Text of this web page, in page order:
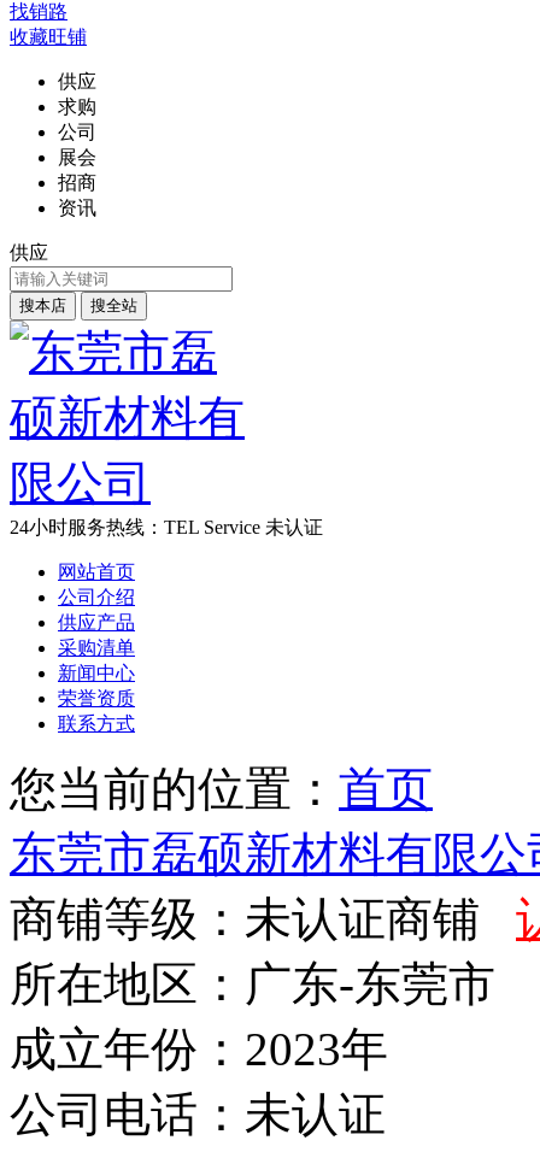
找销路
收藏旺铺
供应
求购
公司
展会
招商
资讯
供应
24小时服务热线： TEL Service 未认证
网站首页
公司介绍
供应产品
采购清单
新闻中心
荣誉资质
联系方式
您当前的位置： 首页
东莞市磊硕新材料有限公
商铺等级：未认证商铺
所在地区：广东-东莞市
成立年份：2023年
公司电话： 未认证